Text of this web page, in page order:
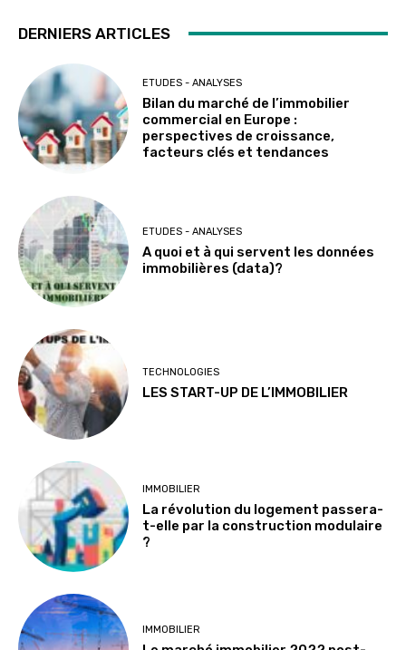
DERNIERS ARTICLES
ETUDES - ANALYSES
Bilan du marché de l’immobilier
commercial en Europe :
perspectives de croissance,
facteurs clés et tendances
ETUDES - ANALYSES
A quoi et à qui servent les données
immobilières (data)?
TECHNOLOGIES
LES START-UP DE L’IMMOBILIER
IMMOBILIER
La révolution du logement passera-
t-elle par la construction modulaire
?
IMMOBILIER